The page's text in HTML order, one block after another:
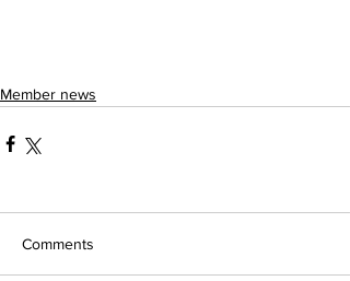
Member news
Comments